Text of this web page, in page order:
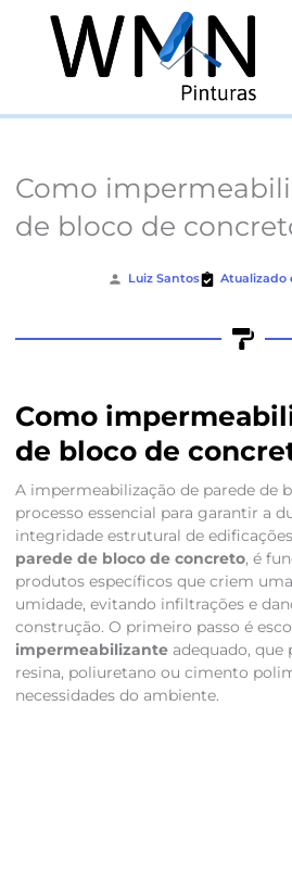
conteúdo
Como
de bloco de
Luiz Santos Atualizado
Como
de bloco de
A impermeabilização de parede de
processo essencial para garantir a
integridade estrutural de
parede de bloco de concreto, é
produtos específicos que criem
umidade, evitando infiltrações e
construção. O primeiro passo é
impermeabilizanteadequado, que
resina, poliuretano ou cimento
necessidades do ambiente.